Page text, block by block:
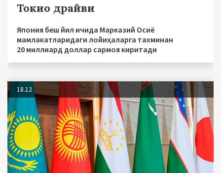
Токио драйви
Япония беш йил ичида Марказий Осиё
мамлакатларидаги лойиҳаларга тахминан
20 миллиард доллар сармоя киритади
18.12